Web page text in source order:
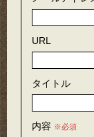
URL
タイトル
内容 ※必須